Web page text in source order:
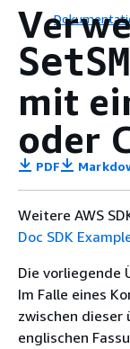
mit
oder
PDF
Weitere AWS
Doc SDK
Die vorliegende
Im Falle eines
zwischen dieser
englischen